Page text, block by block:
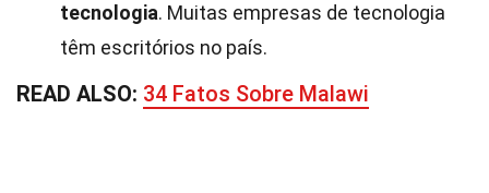
tecnologia. Muitas empresas de tecnologia
têm escritórios no país.
READ ALSO: 34 Fatos Sobre Malawi